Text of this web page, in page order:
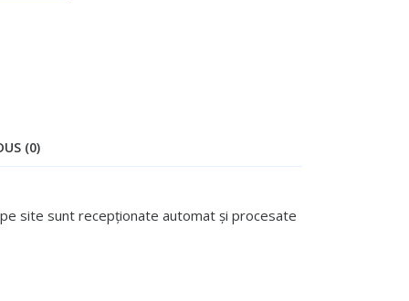
site sunt recepționate automat și procesate
(0)